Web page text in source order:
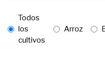
Todos
los
cultivos
Arroz